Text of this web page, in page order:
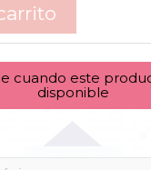
cuando este
disponible